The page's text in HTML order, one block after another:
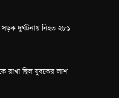
সড়ক দুর্ঘটনায় নিহত ২৮১
রাখা ছিল যুবকের লাশ